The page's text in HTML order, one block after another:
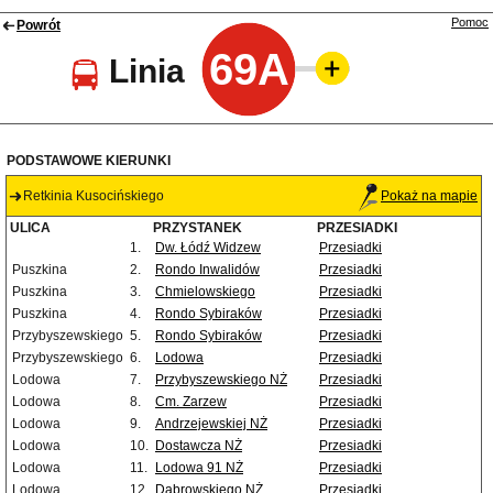
Powrót
Linia 69A
Pomoc
PODSTAWOWE KIERUNKI
Retkinia Kusocińskiego Pokaż na mapie
ULICA PRZYSTANEK
PRZESIADKI
1.
Dw. Łódź Widzew
Przesiadki
Puszkina
2. Rondo Inwalidów
Przesiadki
Puszkina
3. Chmielowskiego
Przesiadki
Puszkina
4. Rondo Sybiraków
Przesiadki
Przybyszewskiego 5. Rondo Sybiraków
Przesiadki
Przybyszewskiego 6. Lodowa
Przesiadki
Lodowa
7. Przybyszewskiego NŻ
Przesiadki
Lodowa
8. Cm. Zarzew
Przesiadki
Lodowa
9. Andrzejewskiej NŻ
Przesiadki
Lodowa
10. Dostawcza NŻ
Przesiadki
Lodowa
11. Lodowa 91 NŻ
Przesiadki
Lodowa
12. Dąbrowskiego NŻ Przesiadki